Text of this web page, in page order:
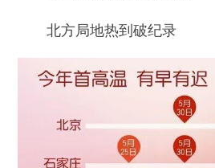
北方局地热到破纪录